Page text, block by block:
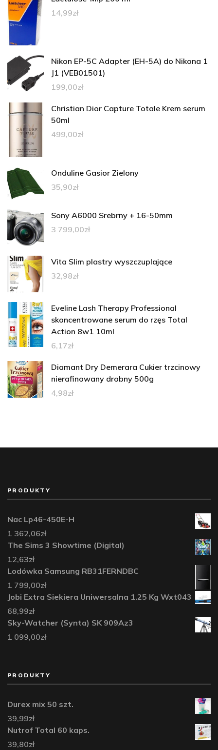
14,99zł
Nikon EP-5C Adapter (EH-5A) do Nikona 1
J1 (VEB01501)
199,00zł
Christian Dior Capture Totale Krem serum
50ml
499,00zł
Onduline Gasior Zielony
35,90zł
Sony A6000 Srebrny + 16-50mm
3 799,00zł
Vita Slim plastry wyszczuplające
32,98zł
Eveline Lash Therapy Professional
skoncentrowane serum do rzęs Total
Action 8w1 10ml
6,17zł
Diamant Dry Demerara Cukier trzcinowy
nierafinowany drobny 500g
4,98zł
PRODUKTY
Nac Lp46-450E-H
1 362,06zł
The Sims 3 Showtime (Digital)
12,63zł
Lodówka Samsung RB31FERNDBC
1 799,00zł
Jobi Extra Siekiera Uniwersalna 1.25 Kg Wxt043
68,99zł
Sky-Watcher (Synta) SK 909Az3
1 099,00zł
PRODUKTY
Durex mix 50 szt.
39,99zł
Nutrof Total 60 kaps.
39,80zł